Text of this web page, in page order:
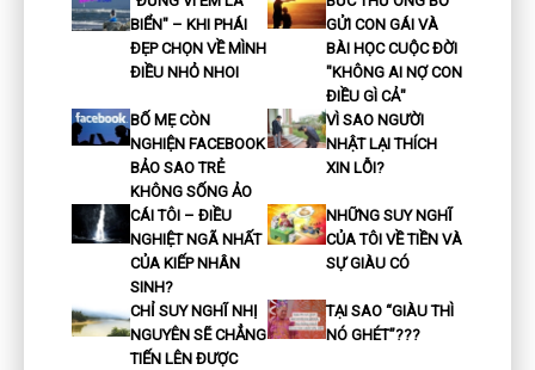
BIỂN" – KHI PHÁI
ĐẸP CHỌN VỀ MÌNH
ĐIỀU NHỎ NHOI
GỬI CON GÁI VÀ
BÀI HỌC CUỘC ĐỜI
"KHÔNG AI NỢ CON
ĐIỀU GÌ CẢ"
BỐ MẸ CÒN
NGHIỆN FACEBOOK
BẢO SAO TRẺ
KHÔNG SỐNG ẢO
VÌ SAO NGƯỜI
NHẬT LẠI THÍCH
XIN LỖI?
CÁI TÔI – ĐIỀU
NGHIỆT NGÃ NHẤT
CỦA KIẾP NHÂN
SINH?
NHỮNG SUY NGHĨ
CỦA TÔI VỀ TIỀN VÀ
SỰ GIÀU CÓ
CHỈ SUY NGHĨ NHỊ
NGUYÊN SẼ CHẲNG
TIẾN LÊN ĐƯỢC
TẠI SAO “GIÀU THÌ
NÓ GHÉT”???